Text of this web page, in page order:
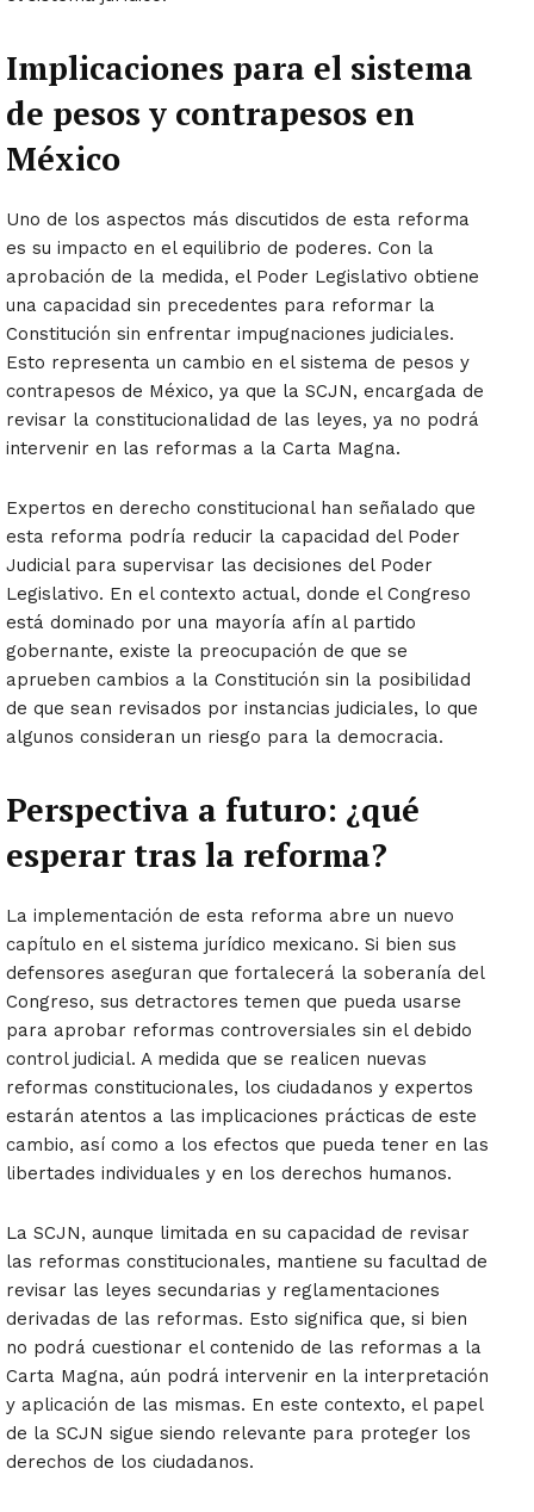
Implicaciones para el sistema
de pesos y contrapesos en
México
Uno de los aspectos más discutidos de esta reforma
es su impacto en el equilibrio de poderes. Con la
aprobación de la medida, el Poder Legislativo obtiene
una capacidad sin precedentes para reformar la
Constitución sin enfrentar impugnaciones judiciales.
Esto representa un cambio en el sistema de pesos y
contrapesos de México, ya que la SCJN, encargada de
revisar la constitucionalidad de las leyes, ya no podrá
intervenir en las reformas a la Carta Magna.
Expertos en derecho constitucional han señalado que
esta reforma podría reducir la capacidad del Poder
Judicial para supervisar las decisiones del Poder
Legislativo. En el contexto actual, donde el Congreso
está dominado por una mayoría afín al partido
gobernante, existe la preocupación de que se
aprueben cambios a la Constitución sin la posibilidad
de que sean revisados por instancias judiciales, lo que
algunos consideran un riesgo para la democracia.
Perspectiva a futuro: ¿qué
esperar tras la reforma?
La implementación de esta reforma abre un nuevo
capítulo en el sistema jurídico mexicano. Si bien sus
defensores aseguran que fortalecerá la soberanía del
Congreso, sus detractores temen que pueda usarse
para aprobar reformas controversiales sin el debido
control judicial. A medida que se realicen nuevas
reformas constitucionales, los ciudadanos y expertos
estarán atentos a las implicaciones prácticas de este
cambio, así como a los efectos que pueda tener en las
libertades individuales y en los derechos humanos.
La SCJN, aunque limitada en su capacidad de revisar
las reformas constitucionales, mantiene su facultad de
revisar las leyes secundarias y reglamentaciones
derivadas de las reformas. Esto significa que, si bien
no podrá cuestionar el contenido de las reformas a la
Carta Magna, aún podrá intervenir en la interpretación
y aplicación de las mismas. En este contexto, el papel
de la SCJN sigue siendo relevante para proteger los
derechos de los ciudadanos.